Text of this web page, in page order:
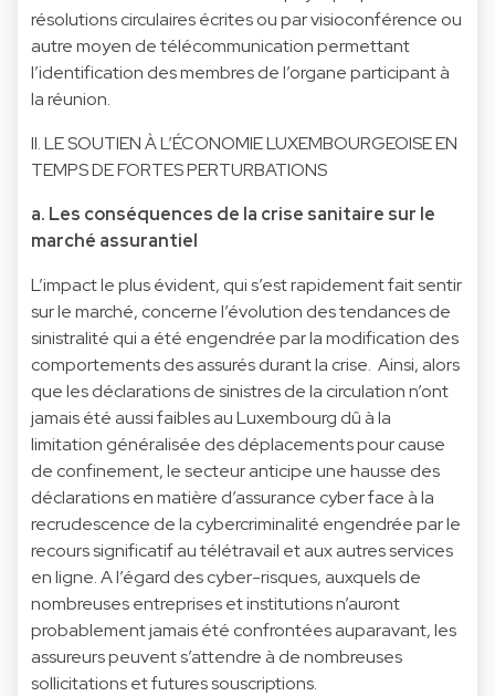
résolutions circulaires écrites ou par visioconférence ou
autre moyen de télécommunication permettant
l’identification des membres de l’organe participant à
la réunion.
II. LE SOUTIEN À L’ÉCONOMIE LUXEMBOURGEOISE EN
TEMPS DE FORTES PERTURBATIONS
a. Les conséquences de la crise sanitaire sur le
marché assurantiel
L’impact le plus évident, qui s’est rapidement fait sentir
sur le marché, concerne l’évolution des tendances de
sinistralité qui a été engendrée par la modification des
comportements des assurés durant la crise. Ainsi, alors
que les déclarations de sinistres de la circulation n’ont
jamais été aussi faibles au Luxembourg dû à la
limitation généralisée des déplacements pour cause
de confinement, le secteur anticipe une hausse des
déclarations en matière d’assurance cyber face à la
recrudescence de la cybercriminalité engendrée par le
recours significatif au télétravail et aux autres services
en ligne. A l’égard des cyber-risques, auxquels de
nombreuses entreprises et institutions n’auront
probablement jamais été confrontées auparavant, les
assureurs peuvent s’attendre à de nombreuses
sollicitations et futures souscriptions.